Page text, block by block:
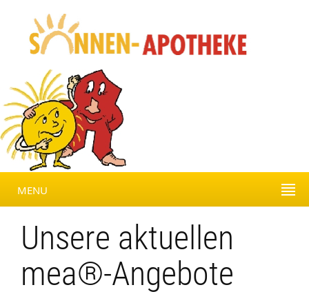
MENU
Unsere aktuellen
mea®-Angebote